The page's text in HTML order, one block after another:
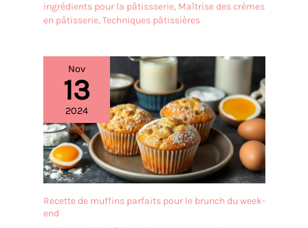
ingrédients pour la pâtissserie, Maîtrise des crèmes
en pâtisserie,Techniques pâtissières
Nov
13
2024
Recette de muffins parfaits pour le brunch du week-
end